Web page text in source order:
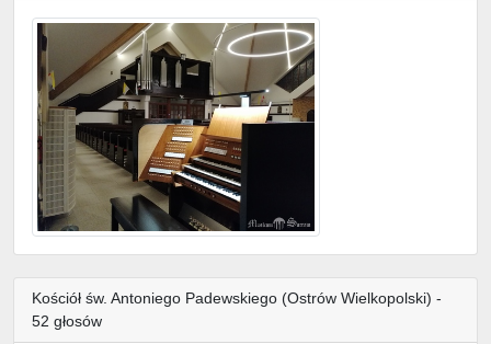
Kościół św. Antoniego Padewskiego (Ostrów Wielkopolski) -
52 głosów